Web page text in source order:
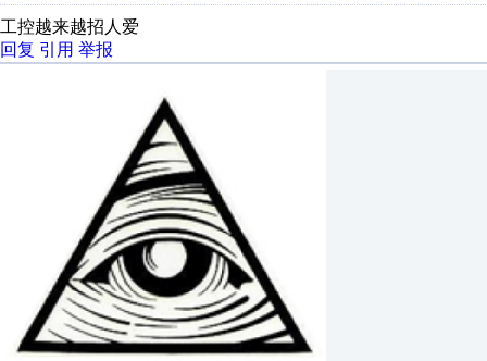
工控越来越招人爱
回复 引用 举报